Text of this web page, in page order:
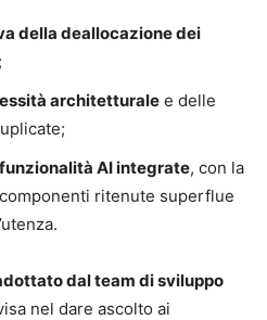
della deallocazione dei
;
architetturale e delle
AI integrate, con la
ritenute superflue
dal team di sviluppo
nel dare ascolto ai